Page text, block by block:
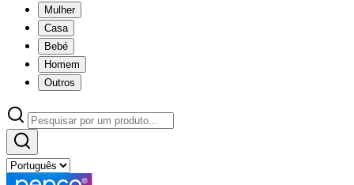
Mulher
Casa
Bebé
Homem
Outros